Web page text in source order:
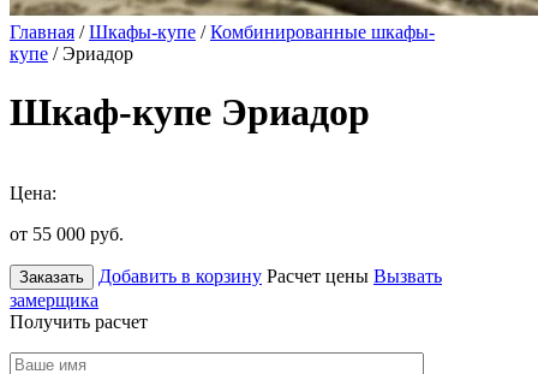
Главная /Шкафы-купе /Комбинированные шкафы-
купе / Эриадор
Шкаф-купе Эриадор
Цена:
от 55 000 руб.
Заказать Добавить в корзину Расчет цены Вызвать
замерщика
Получить расчет